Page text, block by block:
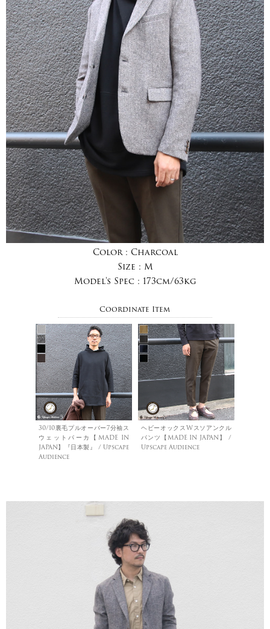
Color : Charcoal
Size : M
Model's Spec : 173cm/63kg
Coordinate Item
30/10裏毛プルオーバー7分袖ス
ウェットパーカ【MADE IN
JAPAN】『日本製』 / Upscape
Audience
ヘビーオックスWスソアンクル
パンツ【MADE IN JAPAN】 /
Upscape Audience